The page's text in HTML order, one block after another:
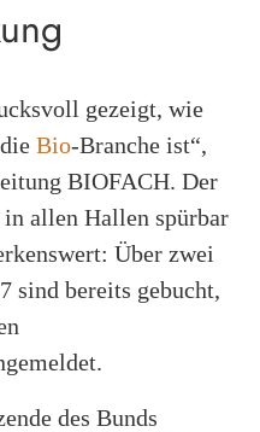
gezeigt, wie
Bio-Branche ist“,
BIOFACH. Der
allen Hallen spürbar
Über zwei
sind bereits gebucht,
des Bunds